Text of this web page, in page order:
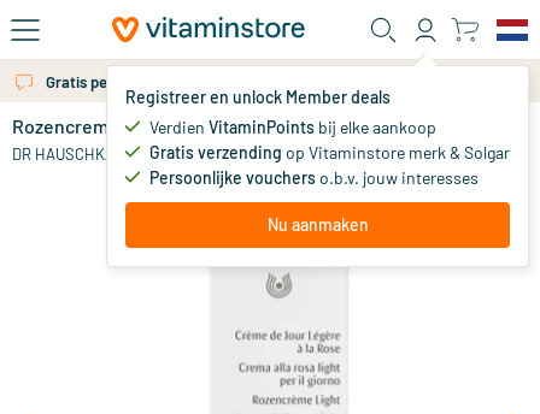
Ga naar de hoofdinhoud
Registreer en unlock Member deals
Verdien VitaminPoints bij elke aankoop
Gratis verzending op Vitaminstore merk & Solgar
Persoonlijke voucherso.b.v. jouw interesses
Nu aanmaken
Gratis persoonlijk advies via chat of email
Rozencreme day cream light mini
DR HAUSCHKA 6.